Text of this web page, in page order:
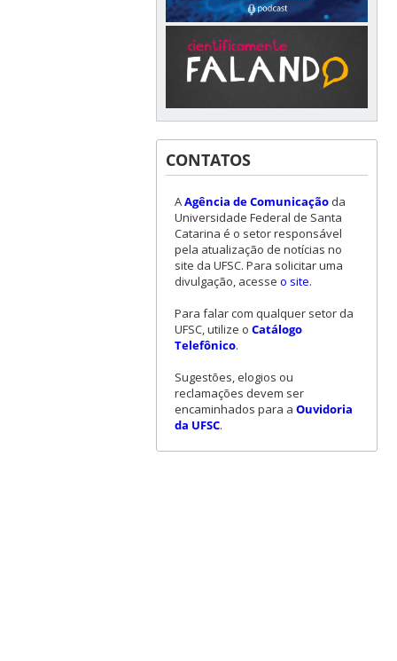
CONTATOS
AAgência de Comunicaçãoda
Universidade Federal de Santa
Catarina é o setor responsável
pela atualização de notícias no
site da UFSC. Para solicitar uma
divulgação, acesse o site.
Para falar com qualquer setor da
UFSC, utilize o Catálogo
Telefônico.
Sugestões, elogios ou
reclamações devem ser
encaminhados para a Ouvidoria
da UFSC.